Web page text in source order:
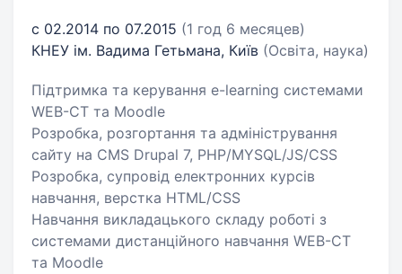
с 02.2014 по 07.2015 (1 год 6 месяцев)
КНЕУ ім. Вадима Гетьмана, Київ (Освіта, наука)
Підтримка та керування e-learning системами
WEB-CT та Moodle
Розробка, розгортання та адміністрування
сайту на CMS Drupal 7, PHP/MYSQL/JS/CSS
Розробка, супровід електронних курсів
навчання, верстка HTML/CSS
Навчання викладацького складу роботі з
системами дистанційного навчання WEB-CT
та Moodle